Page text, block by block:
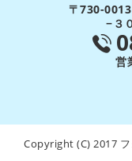
〒730-
−３
営
Copyright (C) 2017